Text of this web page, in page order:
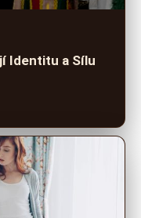
Identitu a Sílu